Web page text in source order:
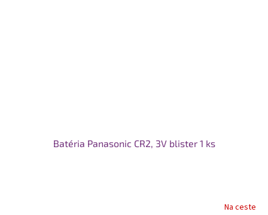
Batéria Panasonic CR2, 3V blister 1 ks
Na ceste